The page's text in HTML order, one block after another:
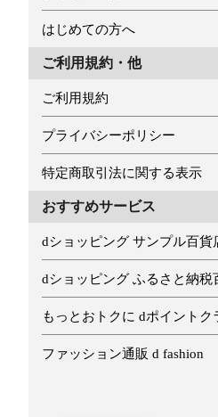
はじめての方へ
ご利用規約・他
ご利用規約
プライバシーポリシー
特定商取引法に関する表示
おすすめサービス
dショッピング サンプル百貨
dショッピング ふるさと納税
もっとおトクに dポイントク
ファッション通販 d fashion